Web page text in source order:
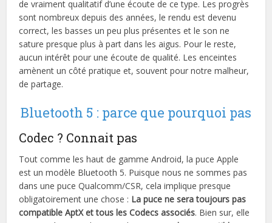
de vraiment qualitatif d’une écoute de ce type. Les progrès
sont nombreux depuis des années, le rendu est devenu
correct, les basses un peu plus présentes et le son ne
sature presque plus à part dans les aigus. Pour le reste,
aucun intérêt pour une écoute de qualité. Les enceintes
amènent un côté pratique et, souvent pour notre malheur,
de partage.
Bluetooth 5 : parce que pourquoi pas
Codec ? Connait pas
Tout comme les haut de gamme Android, la puce Apple
est un modèle Bluetooth 5. Puisque nous ne sommes pas
dans une puce Qualcomm/CSR, cela implique presque
obligatoirement une chose : La puce ne sera toujours pas
compatible AptX et tous les Codecs associés. Bien sur, elle